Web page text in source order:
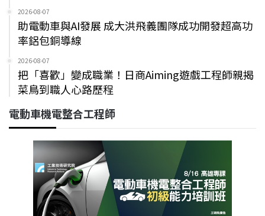
2026-08-07
助電動車與AI發展 成大洪飛義團隊成功開發超高功
率鋁包銅導線
2026-08-07
把「喜歡」變成職業！日商Aiming遊戲工程師親揭
菜鳥到職人心路歷程
電動車機電整合工程師